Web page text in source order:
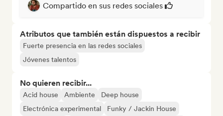
Compartido en sus redes sociales
Atributos que también están dispuestos a recibir
Fuerte presencia en las redes sociales
Jóvenes talentos
No quieren recibir...
Acid house Ambiente
Deep house
Electrónica experimental
Funky / Jackin House